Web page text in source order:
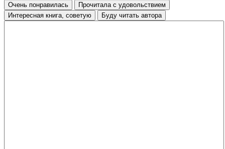
Очень понравилась
Прочитала с удовольствием
Интересная книга, советую
Буду читать автора